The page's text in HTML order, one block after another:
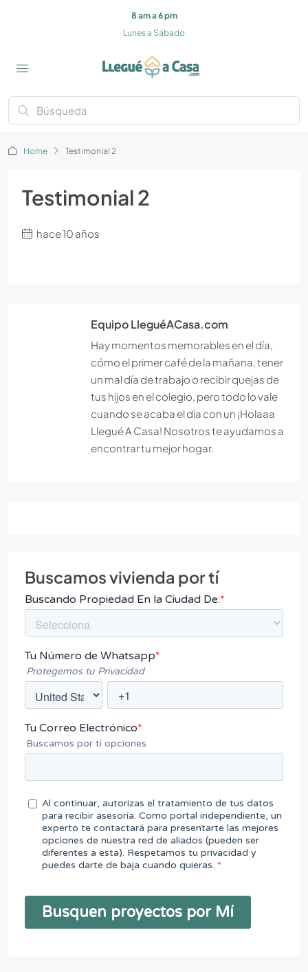
8 am a 6 pm
Lunes a Sábado
Home Testimonial 2
Testimonial 2
hace 10 años
Equipo LleguéACasa.com
Hay momentos memorables en el día,
cómo el primer café de la mañana, tener
un mal día de trabajo o recibir quejas de
tus hijos en el colegio, pero todo lo vale
cuando se acaba el día con un ¡Holaaa
Llegué A Casa! Nosotros te ayudamos a
encontrar tu mejor hogar.
Buscamos vivienda por tí